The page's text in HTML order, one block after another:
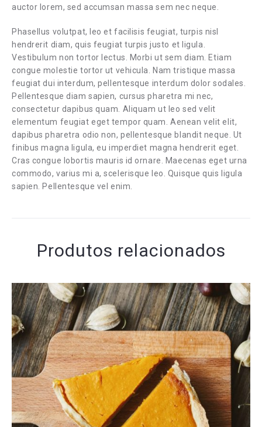
auctor lorem, sed accumsan massa sem nec neque.
Phasellus volutpat, leo et facilisis feugiat, turpis nisl
hendrerit diam, quis feugiat turpis justo et ligula.
Vestibulum non tortor lectus. Morbi ut sem diam. Etiam
congue molestie tortor ut vehicula. Nam tristique massa
feugiat dui interdum, pellentesque interdum dolor sodales.
Pellentesque diam sapien, cursus pharetra mi nec,
consectetur dapibus quam. Aliquam ut leo sed velit
elementum feugiat eget tempor quam. Aenean velit elit,
dapibus pharetra odio non, pellentesque blandit neque. Ut
finibus magna ligula, eu imperdiet magna hendrerit eget.
Cras congue lobortis mauris id ornare. Maecenas eget urna
commodo, varius mi a, scelerisque leo. Quisque quis ligula
sapien. Pellentesque vel enim.
Produtos relacionados